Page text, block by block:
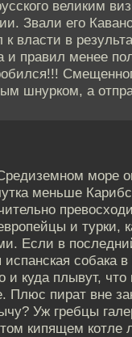
великим
Звали его
власти в
и правил менее
шнурком, а
море
меньше
и турки,
Если в
собака
и куда плывут, что
Плюс пират вне
Уж гребцы
кипящем котле